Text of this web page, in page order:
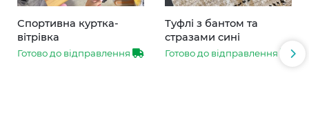
Спортивна куртка-
вітрівка
Готово до відправлення
Туфлі з бантом та
стразами сині
Готово до відправлення